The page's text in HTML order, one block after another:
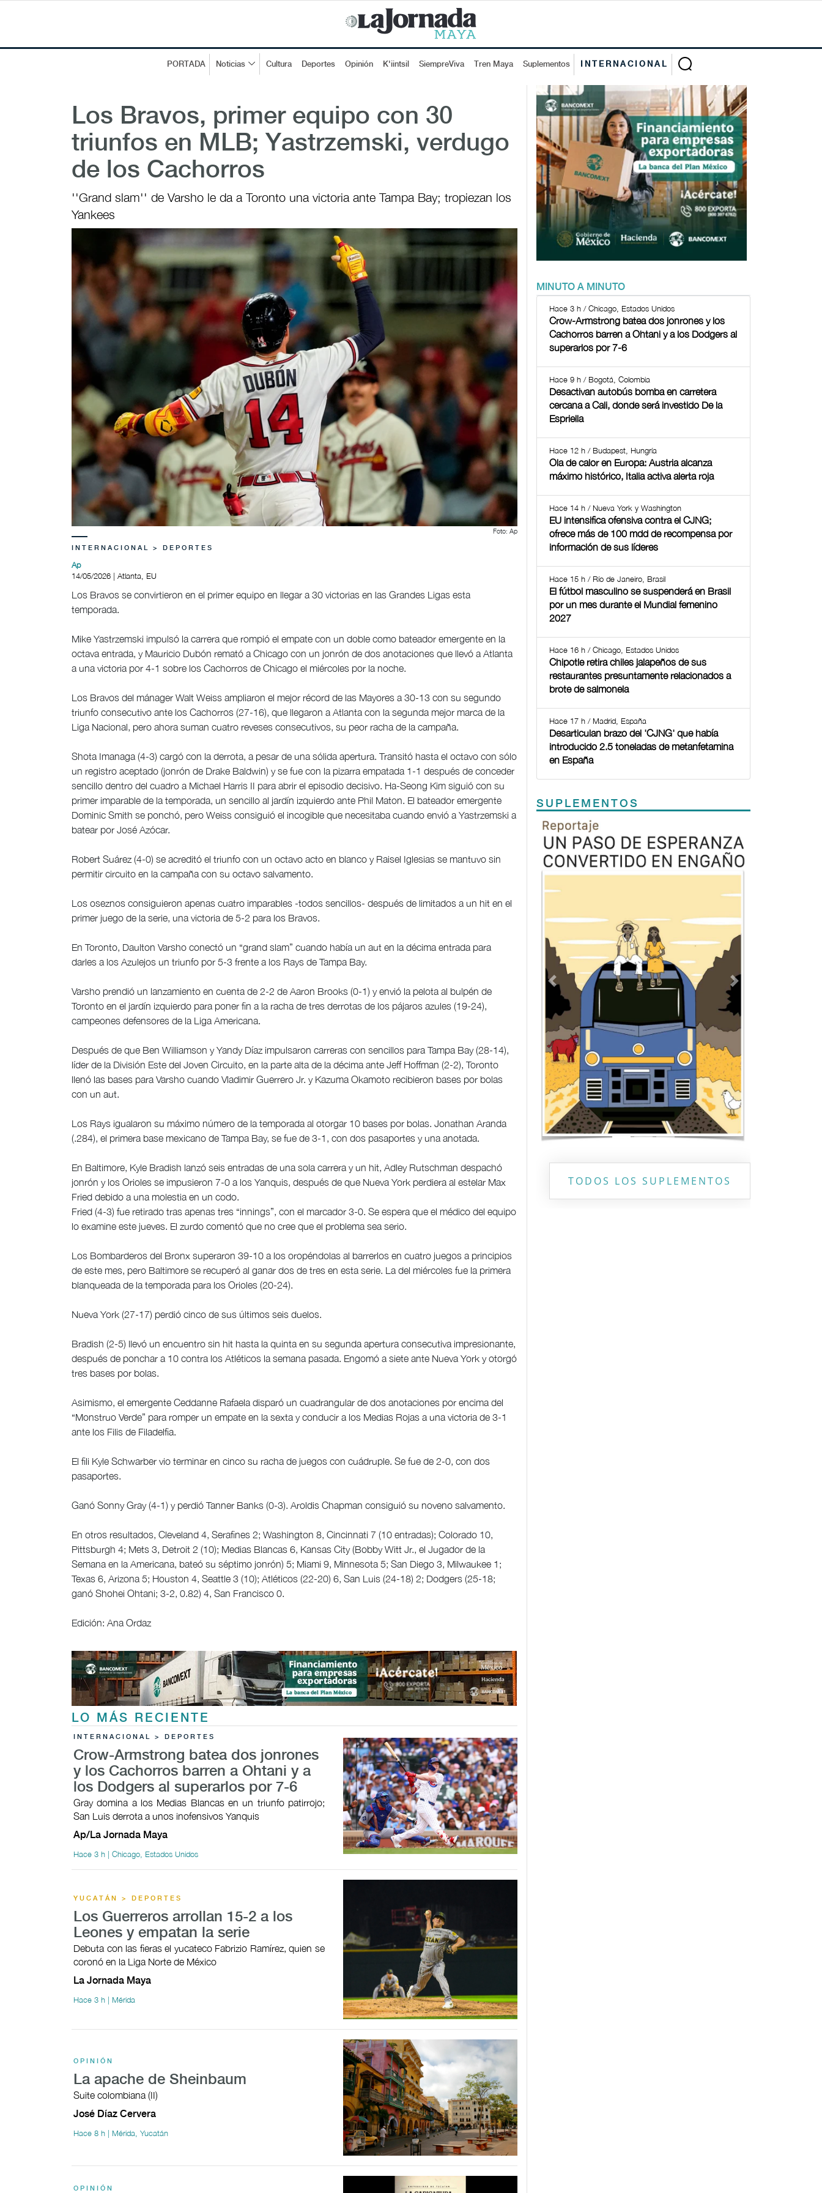
PORTADA Noticias Cultura Deportes Opinión K'iintsil SiempreViva Tren Maya Suplementos INTERNACIONAL
Los Bravos, primer equipo con 30
triunfos en MLB; Yastrzemski, verdugo
de los Cachorros
''Grand slam'' de Varsho le da a Toronto una victoria ante Tampa Bay; tropiezan los
Yankees
Foto: Ap
INTERNACIONAL > DEPORTES
Ap
14/05/2026 | Atlanta, EU
Los Bravos se convirtieron en el primer equipo en llegar a 30 victorias en las Grandes Ligas esta
temporada.
Mike Yastrzemski impulsó la carrera que rompió el empate con un doble como bateador emergente en la
octava entrada, y Mauricio Dubón remató a Chicago con un jonrón de dos anotaciones que llevó a Atlanta
a una victoria por 4-1 sobre los Cachorros de Chicago el miércoles por la noche.
Los Bravos del mánager Walt Weiss ampliaron el mejor récord de las Mayores a 30-13 con su segundo
triunfo consecutivo ante los Cachorros (27-16), que llegaron a Atlanta con la segunda mejor marca de la
Liga Nacional, pero ahora suman cuatro reveses consecutivos, su peor racha de la campaña.
Shota Imanaga (4-3) cargó con la derrota, a pesar de una sólida apertura. Transitó hasta el octavo con sólo
un registro aceptado (jonrón de Drake Baldwin) y se fue con la pizarra empatada 1-1 después de conceder
sencillo dentro del cuadro a Michael Harris II para abrir el episodio decisivo. Ha-Seong Kim siguió con su
primer imparable de la temporada, un sencillo al jardín izquierdo ante Phil Maton. El bateador emergente
Dominic Smith se ponchó, pero Weiss consiguió el incogible que necesitaba cuando envió a Yastrzemski a
batear por José Azócar.
Robert Suárez (4-0) se acreditó el triunfo con un octavo acto en blanco y Raisel Iglesias se mantuvo sin
permitir circuito en la campaña con su octavo salvamento.
Los oseznos consiguieron apenas cuatro imparables -todos sencillos- después de limitados a un hit en el
primer juego de la serie, una victoria de 5-2 para los Bravos.
En Toronto, Daulton Varsho conectó un “grand slam” cuando había un aut en la décima entrada para
darles a los Azulejos un triunfo por 5-3 frente a los Rays de Tampa Bay.
Varsho prendió un lanzamiento en cuenta de 2-2 de Aaron Brooks (0-1) y envió la pelota al bulpén de
Toronto en el jardín izquierdo para poner fin a la racha de tres derrotas de los pájaros azules (19-24),
campeones defensores de la Liga Americana.
Después de que Ben Williamson y Yandy Díaz impulsaron carreras con sencillos para Tampa Bay (28-14),
líder de la División Este del Joven Circuito, en la parte alta de la décima ante Jeff Hoffman (2-2), Toronto
llenó las bases para Varsho cuando Vladimir Guerrero Jr. y Kazuma Okamoto recibieron bases por bolas
con un aut.
Los Rays igualaron su máximo número de la temporada al otorgar 10 bases por bolas. Jonathan Aranda
(.284), el primera base mexicano de Tampa Bay, se fue de 3-1, con dos pasaportes y una anotada.
En Baltimore, Kyle Bradish lanzó seis entradas de una sola carrera y un hit, Adley Rutschman despachó
jonrón y los Orioles se impusieron 7-0 a los Yanquis, después de que Nueva York perdiera al estelar Max
Fried debido a una molestia en un codo.
Fried (4-3) fue retirado tras apenas tres “innings”, con el marcador 3-0. Se espera que el médico del equipo
lo examine este jueves. El zurdo comentó que no cree que el problema sea serio.
Los Bombarderos del Bronx superaron 39-10 a los oropéndolas al barrerlos en cuatro juegos a principios
de este mes, pero Baltimore se recuperó al ganar dos de tres en esta serie. La del miércoles fue la primera
blanqueada de la temporada para los Orioles (20-24).
Nueva York (27-17) perdió cinco de sus últimos seis duelos.
Bradish (2-5) llevó un encuentro sin hit hasta la quinta en su segunda apertura consecutiva impresionante,
después de ponchar a 10 contra los Atléticos la semana pasada. Engomó a siete ante Nueva York y otorgó
tres bases por bolas.
Asimismo, el emergente Ceddanne Rafaela disparó un cuadrangular de dos anotaciones por encima del
“Monstruo Verde” para romper un empate en la sexta y conducir a los Medias Rojas a una victoria de 3-1
ante los Filis de Filadelfia.
El fili Kyle Schwarber vio terminar en cinco su racha de juegos con cuádruple. Se fue de 2-0, con dos
pasaportes.
Ganó Sonny Gray (4-1) y perdió Tanner Banks (0-3). Aroldis Chapman consiguió su noveno salvamento.
En otros resultados, Cleveland 4, Serafines 2; Washington 8, Cincinnati 7 (10 entradas); Colorado 10,
Pittsburgh 4; Mets 3, Detroit 2 (10); Medias Blancas 6, Kansas City (Bobby Witt Jr., el Jugador de la
Semana en la Americana, bateó su séptimo jonrón) 5; Miami 9, Minnesota 5; San Diego 3, Milwaukee 1;
Texas 6, Arizona 5; Houston 4, Seattle 3 (10); Atléticos (22-20) 6, San Luis (24-18) 2; Dodgers (25-18;
ganó Shohei Ohtani; 3-2, 0.82) 4, San Francisco 0.
Edición: Ana Ordaz
LO MÁS RECIENTE
INTERNACIONAL > DEPORTES
Crow-Armstrong batea dos jonrones
y los Cachorros barren a Ohtani y a
los Dodgers al superarlos por 7-6
Gray domina a los Medias Blancas en un triunfo patirrojo;
San Luis derrota a unos inofensivos Yanquis
Ap/La Jornada Maya
Hace 3 h | Chicago, Estados Unidos
YUCATÁN > DEPORTES
Los Guerreros arrollan 15-2 a los
Leones y empatan la serie
Debuta con las fieras el yucateco Fabrizio Ramírez, quien se
coronó en la Liga Norte de México
La Jornada Maya
Hace 3 h | Mérida
OPINIÓN
La apache de Sheinbaum
Suite colombiana (II)
José Díaz Cervera
Hace 8 h | Mérida, Yucatán
OPINIÓN
MINUTO A MINUTO
Hace 3 h / Chicago, Estados Unidos
Crow-Armstrong batea dos jonrones y los
Cachorros barren a Ohtani y a los Dodgers al
superarlos por 7-6
Hace 9 h / Bogotá, Colombia
Desactivan autobús bomba en carretera
cercana a Cali, donde será investido De la
Espriella
Hace 12 h / Budapest, Hungría
Ola de calor en Europa: Austria alcanza
máximo histórico, Italia activa alerta roja
Hace 14 h / Nueva York y Washington
EU intensifica ofensiva contra el CJNG;
ofrece más de 100 mdd de recompensa por
información de sus líderes
Hace 15 h / Río de Janeiro, Brasil
El fútbol masculino se suspenderá en Brasil
por un mes durante el Mundial femenino
2027
Hace 16 h / Chicago, Estados Unidos
Chipotle retira chiles jalapeños de sus
restaurantes presuntamente relacionados a
brote de salmonela
Hace 17 h / Madrid, España
Desarticulan brazo del 'CJNG' que había
introducido 2.5 toneladas de metanfetamina
en España
SUPLEMENTOS
Previous
TODOS LOS SUPLEMENTOS